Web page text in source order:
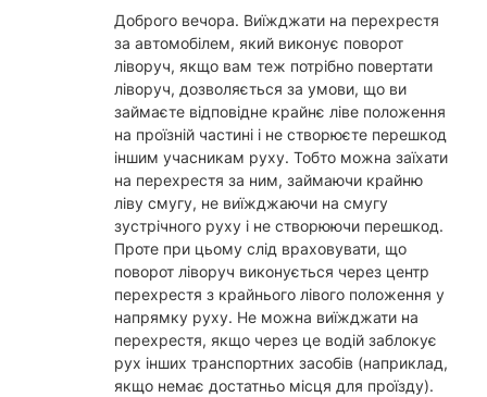
Доброго вечора. Виїжджати на перехрестя
за автомобілем, який виконує поворот
ліворуч, якщо вам теж потрібно повертати
ліворуч, дозволяється за умови, що ви
займаєте відповідне крайнє ліве положення
на проїзній частині і не створюєте перешкод
іншим учасникам руху. Тобто можна заїхати
на перехрестя за ним, займаючи крайню
ліву смугу, не виїжджаючи на смугу
зустрічного руху і не створюючи перешкод.
Проте при цьому слід враховувати, що
поворот ліворуч виконується через центр
перехрестя з крайнього лівого положення у
напрямку руху. Не можна виїжджати на
перехрестя, якщо через це водій заблокує
рух інших транспортних засобів (наприклад,
якщо немає достатньо місця для проїзду).